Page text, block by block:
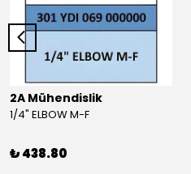
2A Mühendislik
1/4" ELBOW M-F
₺ 438.80